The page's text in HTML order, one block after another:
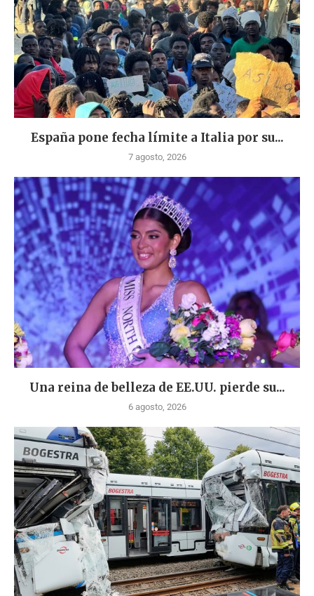
España pone fecha límite a Italia por su...
7 agosto, 2026
Una reina de belleza de EE.UU. pierde su...
6 agosto, 2026